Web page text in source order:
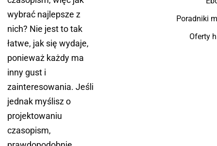
wybrać najlepsze z
nich? Nie jest to tak
łatwe, jak się wydaje,
ponieważ każdy ma
inny gust i
zainteresowania. Jeśli
jednak myślisz o
projektowaniu
czasopism,
Poradniki
Oferty